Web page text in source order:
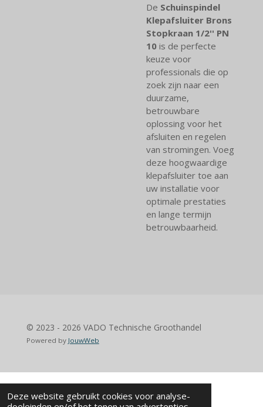
Deze website gebruikt cookies voor analyse-
De Schuinspindel
Klepafsluiter Brons
Stopkraan 1/2'' PN
10 is de perfecte
keuze voor
professionals die op
zoek zijn naar een
duurzame,
betrouwbare
oplossing voor het
afsluiten en regelen
van stromingen. Voeg
deze hoogwaardige
klepafsluiter toe aan
uw installatie voor
optimale prestaties
en lange termijn
betrouwbaarheid.
© 2023 - 2026 VADO Technische Groothandel
Powered by JouwWeb